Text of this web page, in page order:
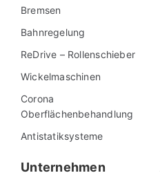
Bremsen
Bahnregelung
ReDrive – Rollenschieber
Wickelmaschinen
Corona
Oberflächenbehandlung
Antistatiksysteme
Unternehmen